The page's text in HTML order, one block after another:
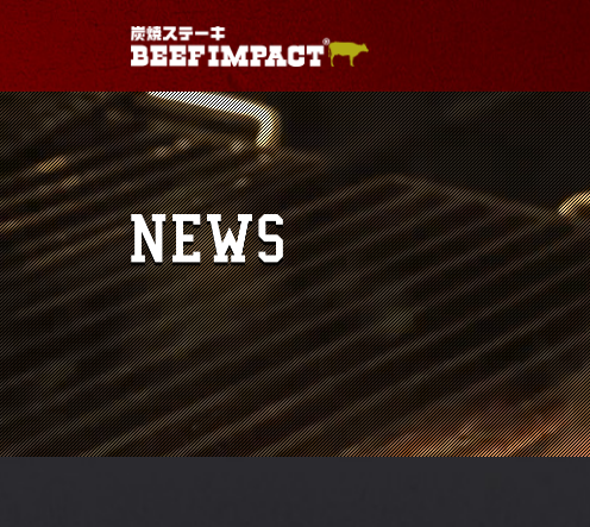
Warning
: Use of undefined constant - assumed ' '
/home/geniuses/beefimpact.com/public_html/wp/wp-